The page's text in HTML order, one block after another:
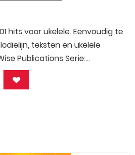
hits voor ukelele. Eenvoudig te
teksten en ukelele
Publications Serie:...